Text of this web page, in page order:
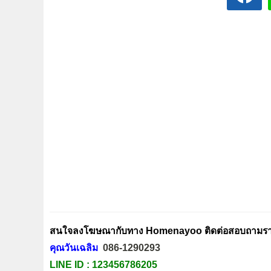
สนใจลงโฆษณากับทาง Homenayoo ติดต่อสอบถามร
คุณวันเฉลิม 086-1290293
LINE ID : 123456786205